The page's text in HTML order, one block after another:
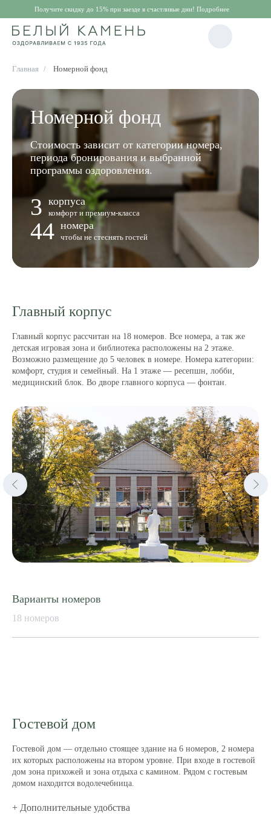
Получите скидку до 15% при заезде в счастливые дни! Подробнее
Главная / Номерной фонд
Номерной фонд
Стоимость зависит от категории номера,
периода бронирования и выбранной
программы оздоровления.
3 корпуса
комфорт и премиум-класса
44 номера
чтобы не стеснять гостей
Главный корпус
Главный корпус рассчитан на 18 номеров. Все номера, а так же
детская игровая зона и библиотека расположены на 2 этаже.
Возможно размещение до 5 человек в номере. Номера категории:
комфорт, студия и семейный. На 1 этаже — ресепшн, лобби,
медицинский блок. Во дворе главного корпуса — фонтан.
Варианты номеров
18 номеров
Гостевой дом
Гостевой дом — отдельно стоящее здание на 6 номеров, 2 номера
их которых расположены на втором уровне. При входе в гостевой
дом зона прихожей и зона отдыха с камином. Рядом с гостевым
домом находится водолечебница.
+ Дополнительные удобства